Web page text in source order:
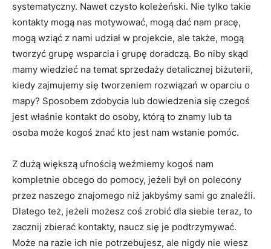
systematyczny. Nawet czysto koleżeński. Nie tylko takie
kontakty mogą nas motywować, mogą dać nam pracę,
mogą wziąć z nami udział w projekcie, ale także, mogą
tworzyć grupę wsparcia i grupę doradczą. Bo niby skąd
mamy wiedzieć na temat sprzedaży detalicznej biżuterii,
kiedy zajmujemy się tworzeniem rozwiązań w oparciu o
mapy? Sposobem zdobycia lub dowiedzenia się czegoś
jest właśnie kontakt do osoby, którą to znamy lub ta
osoba może kogoś znać kto jest nam wstanie pomóc.
Z dużą większą ufnością weźmiemy kogoś nam
kompletnie obcego do pomocy, jeżeli był on polecony
przez naszego znajomego niż jakbyśmy sami go znaleźli.
Dlatego też, jeżeli możesz coś zrobić dla siebie teraz, to
zacznij zbierać kontakty, naucz się je podtrzymywać.
Może na razie ich nie potrzebujesz, ale nigdy nie wiesz